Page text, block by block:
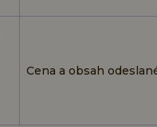
Cena a obsah